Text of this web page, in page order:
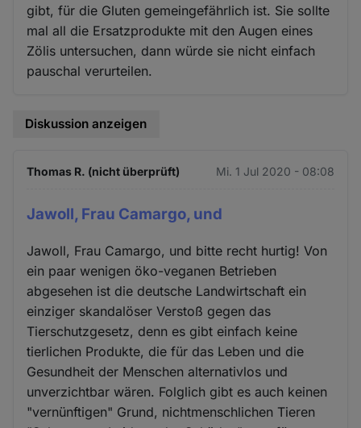
gibt, für die Gluten gemeingefährlich ist. Sie sollte
mal all die Ersatzprodukte mit den Augen eines
Zölis untersuchen, dann würde sie nicht einfach
pauschal verurteilen.
Diskussion anzeigen
Thomas R. (nicht überprüft) Mi. 1 Jul 2020 - 08:08
Jawoll, Frau Camargo, und
Jawoll, Frau Camargo, und bitte recht hurtig! Von
ein paar wenigen öko-veganen Betrieben
abgesehen ist die deutsche Landwirtschaft ein
einziger skandalöser Verstoß gegen das
Tierschutzgesetz, denn es gibt einfach keine
tierlichen Produkte, die für das Leben und die
Gesundheit der Menschen alternativlos und
unverzichtbar wären. Folglich gibt es auch keinen
"vernünftigen" Grund, nichtmenschlichen Tieren